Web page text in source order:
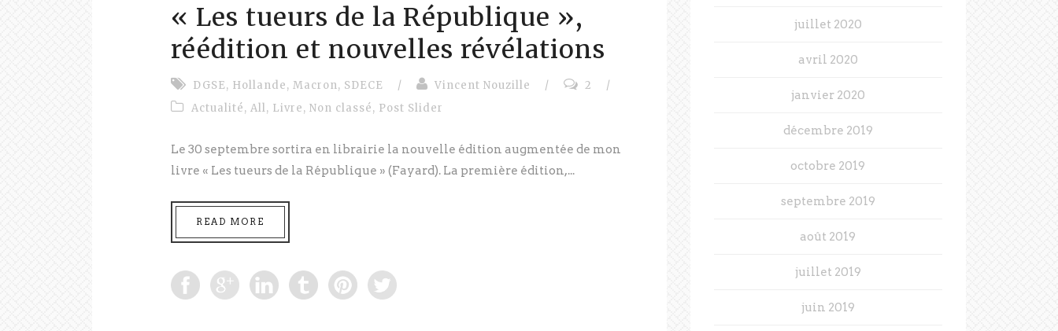
« Les tueurs de la République »,
réédition et nouvelles révélations
DGSE, Hollande, Macron, SDECE / Vincent Nouzille / 2
/
Actualité, All, Livre, Non classé, Post Slider
Le 30 septembre sortira en librairie la nouvelle édition augmentée de mon
livre « Les tueurs de la République » (Fayard). La première édition,...
READ MORE
juillet 2020
avril 2020
janvier 2020
décembre 2019
octobre 2019
septembre 2019
août 2019
juillet 2019
juin 2019